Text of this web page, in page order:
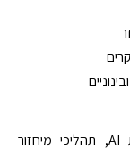
מנגד, החדשנות פורחת: מכונות מיון מבוססות AI, תהליכי מיחזור